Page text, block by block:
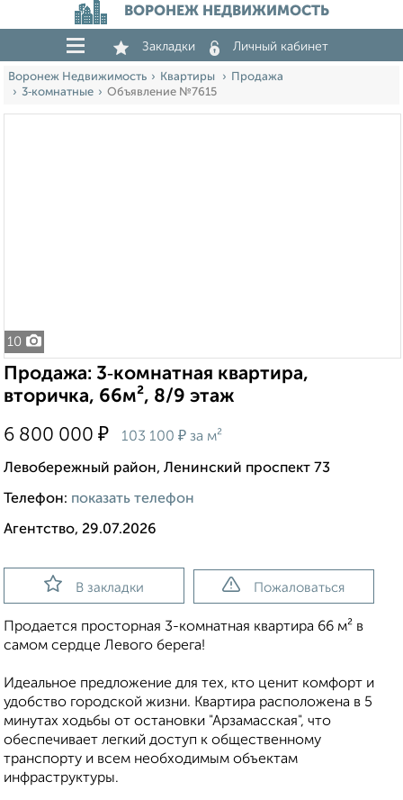
ВОРОНЕЖ НЕДВИЖИМОСТЬ
Закладки Личный кабинет
Воронеж Недвижимость Квартиры
Продажа
3‑комнатные
Объявление №7615
10
Продажа: 3‑комнатная квартира,
вторичка, 66м², 8/9 этаж
6 800 000 ₽ 103 100 ₽ за м²
Левобережный район, Ленинский проспект 73
Телефон: показать телефон
Агентство, 29.07.2026
В закладки Пожаловаться
Продается просторная 3-комнатная квартира 66 м² в
самом сердце Левого берега!
Идеальное предложение для тех, кто ценит комфорт и
удобство городской жизни. Квартира расположена в 5
минутах ходьбы от остановки "Арзамасская", что
обеспечивает легкий доступ к общественному
транспорту и всем необходимым объектам
инфраструктуры.